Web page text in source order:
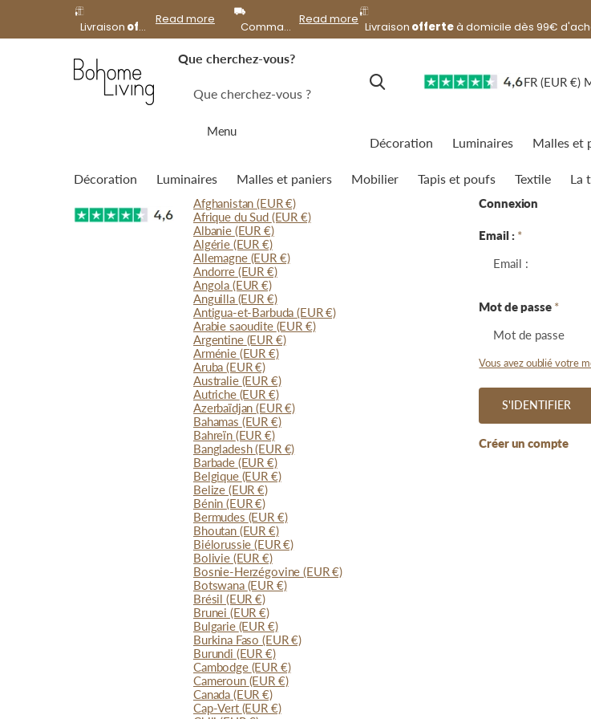
Livraison offerte à domicile dès 99€ d'achat !
Read more
Commandes expédiées le
lendemain
Read more
Livraison offerteà domicile dès 99€
Que cherchez-vous?
FR (EUR €)
Menu
Décoration Luminaires Malles et
Décoration Luminaires Malles et paniers Mobilier Tapis et poufs Textile La
Afghanistan(EUR €)
Afrique du Sud (EUR €)
Albanie (EUR €)
Algérie (EUR €)
Allemagne (EUR €)
Andorre (EUR €)
Angola (EUR €)
Anguilla (EUR €)
Antigua-et-Barbuda(EUR €)
Arabie saoudite (EUR €)
Argentine (EUR €)
Arménie (EUR €)
Aruba(EUR €)
Australie (EUR €)
Autriche (EUR €)
Azerbaïdjan(EUR €)
Bahamas (EUR €)
Bahreïn (EUR €)
Bangladesh(EUR €)
Barbade (EUR €)
Belgique (EUR €)
Belize (EUR €)
Bénin(EUR €)
Bermudes (EUR €)
Bhoutan (EUR €)
Biélorussie(EUR €)
Bolivie (EUR €)
Bosnie-Herzégovine(EUR €)
Botswana (EUR €)
Brésil (EUR €)
Brunei (EUR €)
Bulgarie (EUR €)
Burkina Faso(EUR €)
Burundi (EUR €)
Cambodge (EUR €)
Cameroun (EUR €)
Canada (EUR €)
Cap-Vert (EUR €)
Connexion
Email : *
Mot de passe *
Vous avez oublié votre
S'IDENTIFIER
Créer un compte